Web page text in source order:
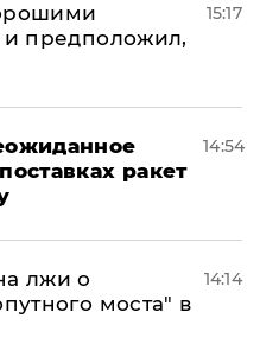
и предположил,
15:17
ракет
14:54
лжи о
моста" в
14:14